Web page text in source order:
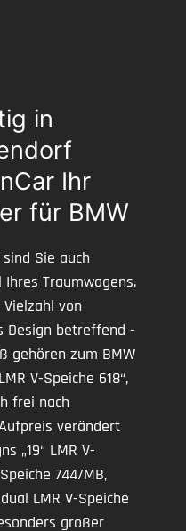
in
Ihr
für BMW
sind Sie auch
Traumwagens.
von
Design betreffend -
gehören zum BMW
V-Speiche 618“,
frei nach
verändert
„19“ LMR V-
744/MB,
LMR V-Speiche
großer